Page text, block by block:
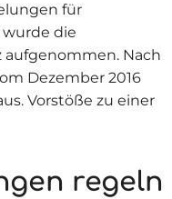
für
die
Nach
Dezember 2016
Vorstöße zu einer
regeln